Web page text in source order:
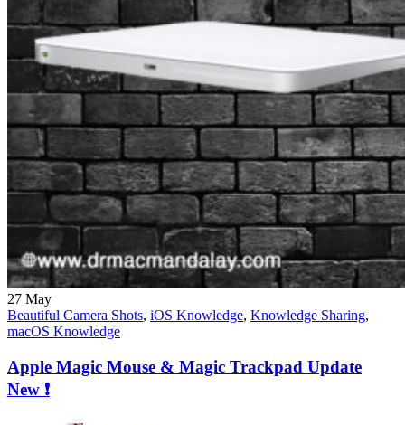
27 May
Beautiful Camera Shots, iOS Knowledge, Knowledge Sharing,
macOS Knowledge
Apple Magic Mouse & Magic Trackpad Update
New ❗️